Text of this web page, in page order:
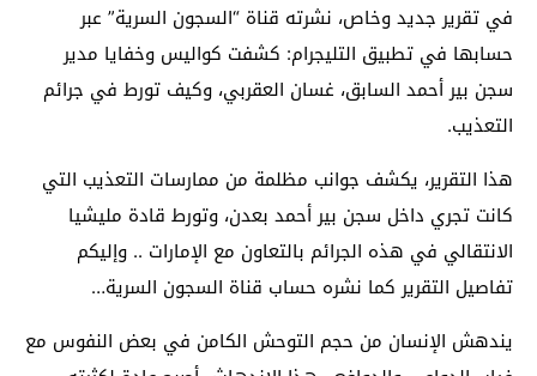
في تقرير جديد وخاص، نشرته قناة “السجون السرية” عبر
حسابها في تطبيق التليجرام: كشفت كواليس وخفايا مدير
سجن بير أحمد السابق، غسان العقربي، وكيف تورط في جرائم
التعذيب.
هذا التقرير، يكشف جوانب مظلمة من ممارسات التعذيب التي
كانت تجري داخل سجن بير أحمد بعدن، وتورط قادة مليشيا
الانتقالي في هذه الجرائم بالتعاون مع الإمارات .. وإليكم
تفاصيل التقرير كما نشره حساب قناة السجون السرية…
يندهش الإنسان من حجم التوحش الكامن في بعض النفوس مع